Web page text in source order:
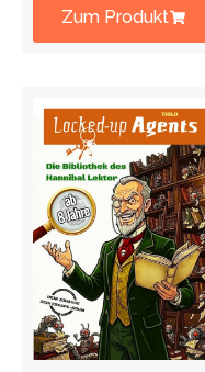
Zum Produkt